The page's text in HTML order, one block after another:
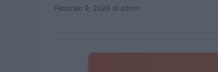
Febbraio 9, 2026 di admin